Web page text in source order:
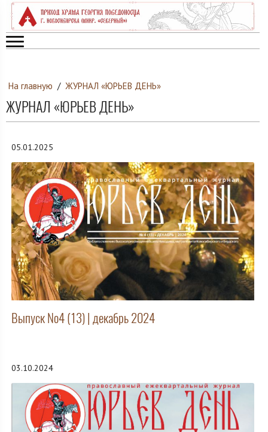
На главную / ЖУРНАЛ «ЮРЬЕВ ДЕНЬ»
ЖУРНАЛ «ЮРЬЕВ ДЕНЬ»
05.01.2025
Выпуск №4 (13) | декабрь 2024
03.10.2024